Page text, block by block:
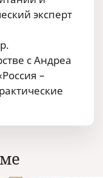
эксперт
с Андреа
–